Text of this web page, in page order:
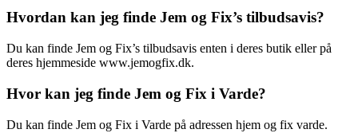
Hvordan kan jeg finde Jem og Fix’s tilbudsavis?
Du kan finde Jem og Fix’s tilbudsavis enten i deres butik eller på
deres hjemmeside www.jemogfix.dk.
Hvor kan jeg finde Jem og Fix i Varde?
Du kan finde Jem og Fix i Varde på adressen hjem og fix varde.